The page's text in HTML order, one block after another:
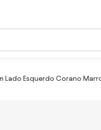
Lado Esquerdo Corano